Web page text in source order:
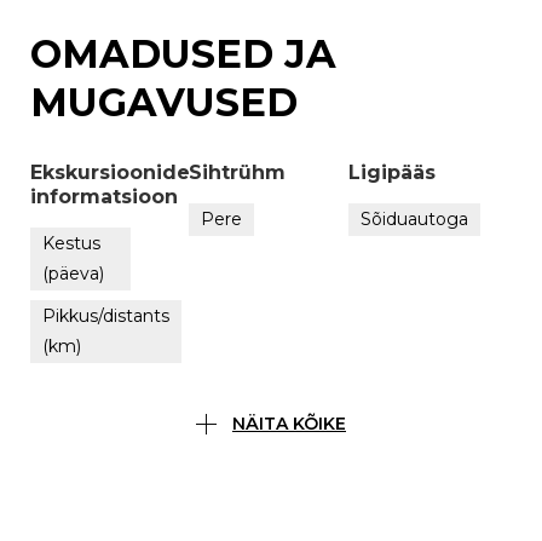
OMADUSED JA
MUGAVUSED
Ekskursioonide
informatsioon
Kestus
(päeva)
Pikkus/distants
(km)
Sihtrühm
Pere
Ligipääs
Sõiduautoga
NÄITA KÕIKE